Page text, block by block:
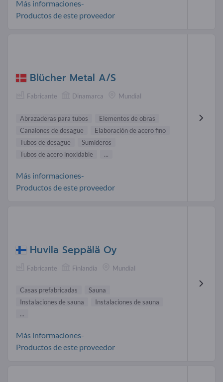
Más informaciones-
Productos de este proveedor
Blücher Metal A/S
Fabricante Dinamarca Mundial
Abrazaderas para tubos
Elementos de obras
Canalones de desagüe
Elaboración de acero fino
Tubos de desagüe
Sumideros
Tubos de acero inoxidable
...
Más informaciones-
Productos de este proveedor
Huvila Seppälä Oy
Fabricante Finlandia Mundial
Casas prefabricadas
Sauna
Instalaciones de sauna
Instalaciones de sauna
...
Más informaciones-
Productos de este proveedor